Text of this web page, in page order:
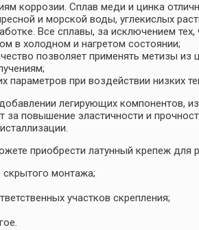
коррозии. Сплав меди и цинка
и морской воды, углекислых
Все сплавы, за исключением
в холодном и нагретом состоянии;
позволяет применять метизы
параметров при воздействии низких
легирующих компонентов,
за повышение эластичности и
приобрести латунный крепеж для
монтажа;
участков скрепления;